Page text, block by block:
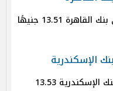
سجل سعر الريال السعودي اليوم في بنك القاهرة 13.51 جنيهًا
الإسكندرية
بلغ سعر الريال السعودي اليوم في بنك الإسكندرية 13.53